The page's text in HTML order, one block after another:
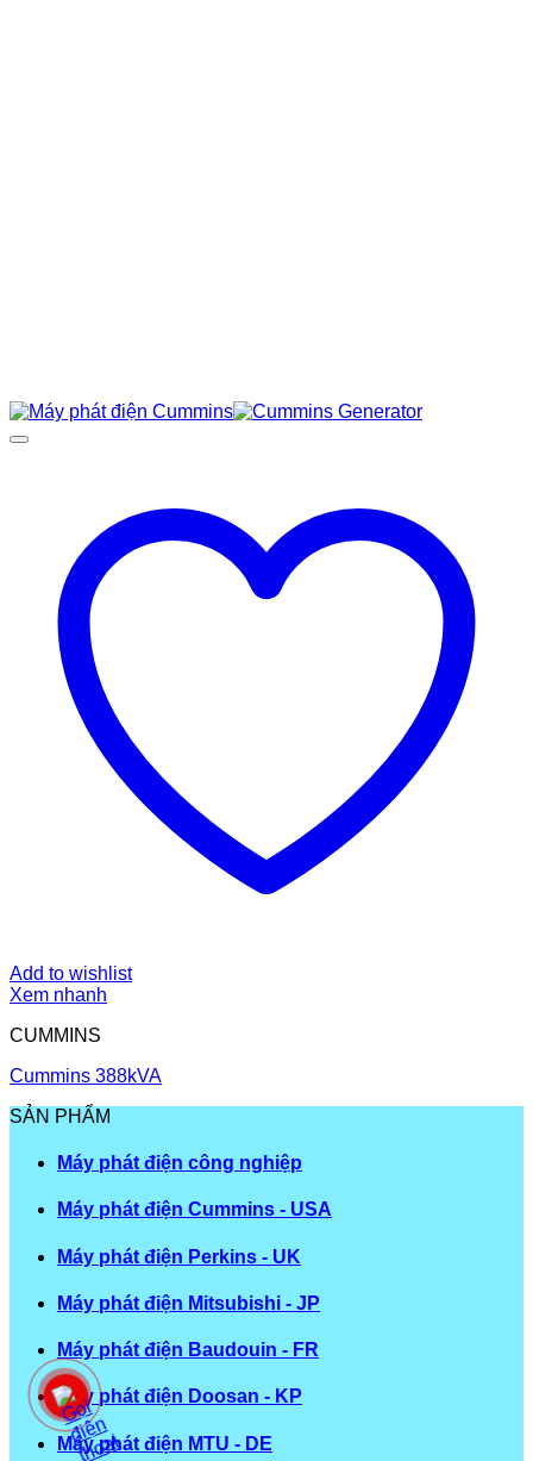
Add to wishlist
Xem nhanh
CUMMINS
Cummins 388kVA
SẢN PHẨM
Máy phát điện công nghiệp
Máy phát điện Cummins - USA
Máy phát điện Perkins - UK
Máy phát điện Mitsubishi - JP
Máy phát điện Baudouin - FR
Máy phát điện Doosan - KP
Máy phát điện MTU - DE